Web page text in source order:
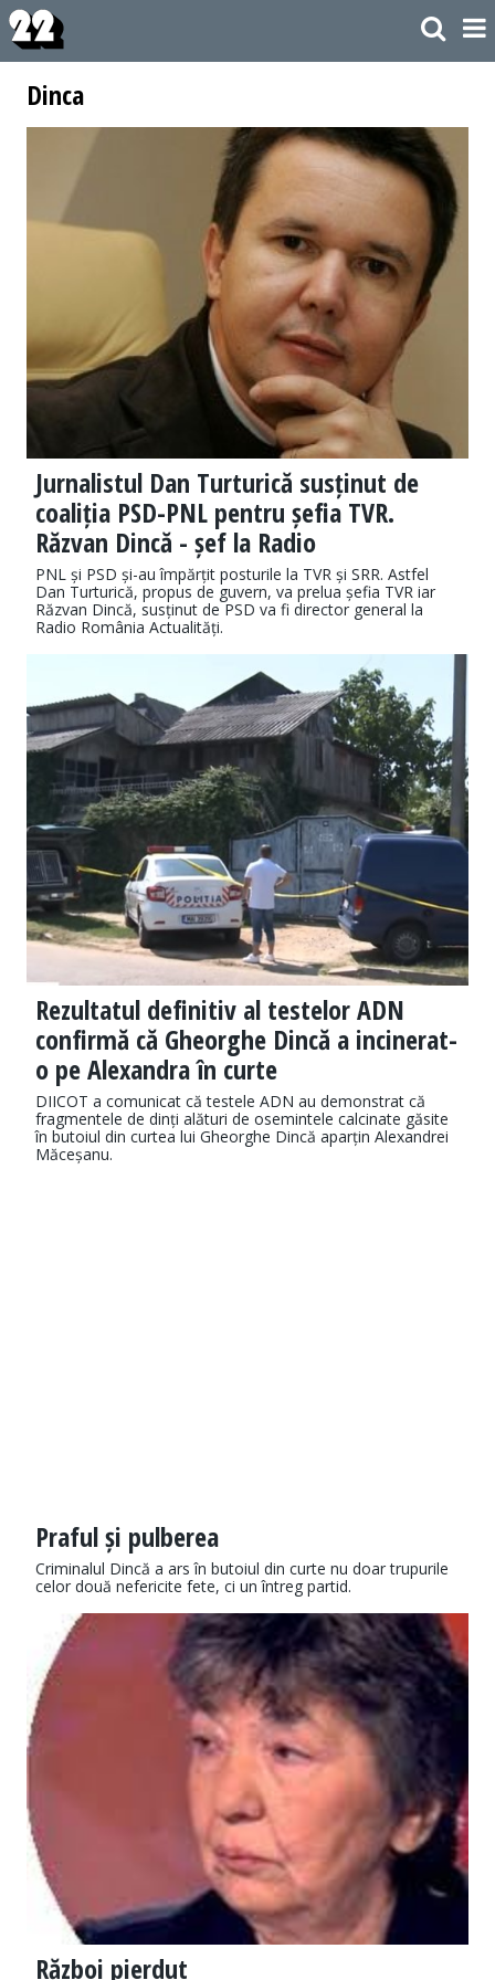
Dinca
Jurnalistul Dan Turturică susținut de
coaliția PSD-PNL pentru șefia TVR.
Răzvan Dincă - șef la Radio
PNL și PSD și-au împărțit posturile la TVR și SRR. Astfel
Dan Turturică, propus de guvern, va prelua șefia TVR iar
Răzvan Dincă, susținut de PSD va fi director general la
Radio România Actualități.
Rezultatul definitiv al testelor ADN
confirmă că Gheorghe Dincă a incinerat-
o pe Alexandra în curte
DIICOT a comunicat că testele ADN au demonstrat că
fragmentele de dinți alături de osemintele calcinate găsite
în butoiul din curtea lui Gheorghe Dincă aparțin Alexandrei
Măceșanu.
Praful și pulberea
Criminalul Dincă a ars în butoiul din curte nu doar trupurile
celor două nefericite fete, ci un întreg partid.
Război pierdut